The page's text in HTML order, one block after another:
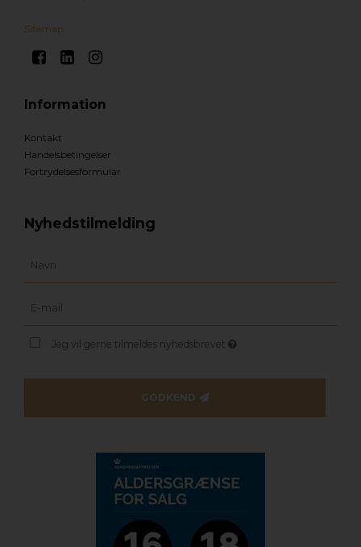
Sitemap
Information
Kontakt
Handelsbetingelser
Fortrydelsesformular
Nyhedstilmelding
Jeg vil gerne tilmeldes nyhedsbrevet
GODKEND